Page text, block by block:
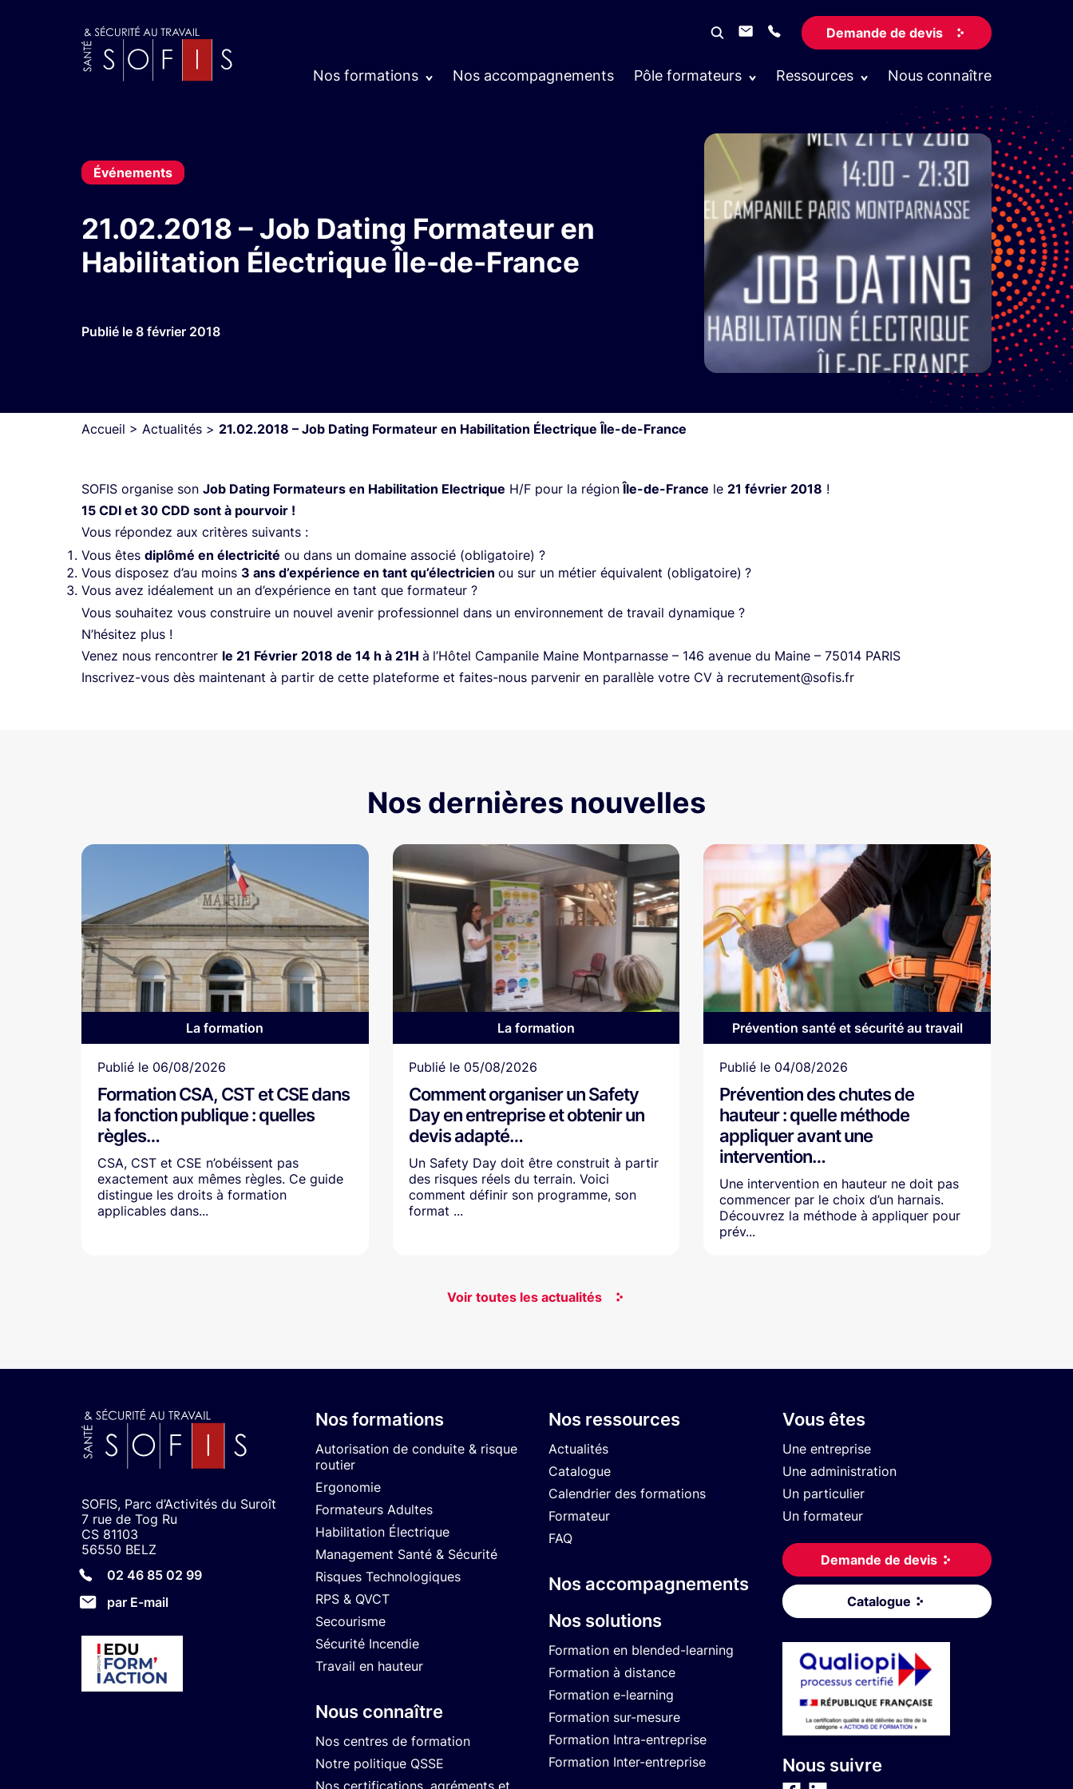
Demande de devis
Nos formations Nos accompagnements Pôle formateurs Nous connaître
Ressources
Événements
21.02.2018 – Job Dating Formateur en
Habilitation Électrique Île-de-France
Publié le 8 février 2018
Accueil > Actualités > 21.02.2018 – Job Dating Formateur en Habilitation Électrique Île-de-France
SOFIS organise son Job Dating Formateurs en Habilitation Electrique H/F pour la régionÎle-de-France le 21 février 2018 !
15 CDI et 30 CDD sont à pourvoir !
Vous répondez aux critères suivants :
Vous êtes diplômé en électricité ou dans un domaine associé (obligatoire) ?
Vous disposez d’au moins 3 ans d’expérience en tant qu’électricien ou sur un métier équivalent (obligatoire) ?
Vous avez idéalement un an d’expérience en tant que formateur ?
Vous souhaitez vous construire un nouvel avenir professionnel dans un environnement de travail dynamique ?
N’hésitez plus !
Venez nous rencontrer le 21 Février 2018 de 14 h à 21H à l’Hôtel Campanile Maine Montparnasse – 146 avenue du Maine – 75014 PARIS
Inscrivez-vous dès maintenant à partir de cette plateforme et faites-nous parvenir en parallèle votre CV à recrutement@sofis.fr
Nos dernières nouvelles
La formation
Article
Publié le 06/08/2026
Formation CSA, CST et CSE dans
la fonction publique : quelles
règles…
CSA, CST et CSE n’obéissent pas
exactement aux mêmes règles. Ce guide
distingue les droits à formation
applicables dans...
La formation
Article
Publié le 05/08/2026
Comment organiser un Safety
Day en entreprise et obtenir un
devis adapté…
Un Safety Day doit être construit à partir
des risques réels du terrain. Voici
comment définir son programme, son
format ...
Prévention santé et sécurité au travail
Article
Publié le 04/08/2026
Prévention des chutes de
hauteur : quelle méthode
appliquer avant une
intervention…
Une intervention en hauteur ne doit pas
commencer par le choix d’un harnais.
Découvrez la méthode à appliquer pour
prév...
Voir toutes les actualités
SOFIS, Parc d’Activités du Suroît
7 rue de Tog Ru
CS 81103
56550 BELZ
02 46 85 02 99
par E-mail
Nos formations
Autorisation de conduite & risque
routier
Ergonomie
Formateurs Adultes
Habilitation Électrique
Management Santé & Sécurité
Risques Technologiques
RPS & QVCT
Secourisme
Sécurité Incendie
Travail en hauteur
Nous connaître
Nos centres de formation
Notre politique QSSE
Nos certifications, agréments et
Nos ressources
Actualités
Catalogue
Calendrier des formations
Formateur
FAQ
Nos accompagnements
Nos solutions
Formation en blended-learning
Formation à distance
Formation e-learning
Formation sur-mesure
Formation Intra-entreprise
Formation Inter-entreprise
Vous êtes
Une entreprise
Une administration
Un particulier
Un formateur
Demande de devis
Catalogue
Nous suivre